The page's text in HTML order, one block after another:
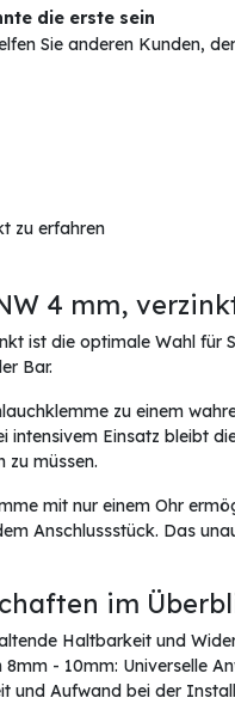
die erste sein
Sie anderen Kunden,
zu erfahren
4 mm,
ist die optimale Wahl
Bar.
zu einem
intensivem Einsatz bleibt
zu müssen.
mit nur einem Ohr
Anschlussstück. Das
im
Haltbarkeit und
- 10mm: Universelle
und Aufwand bei der